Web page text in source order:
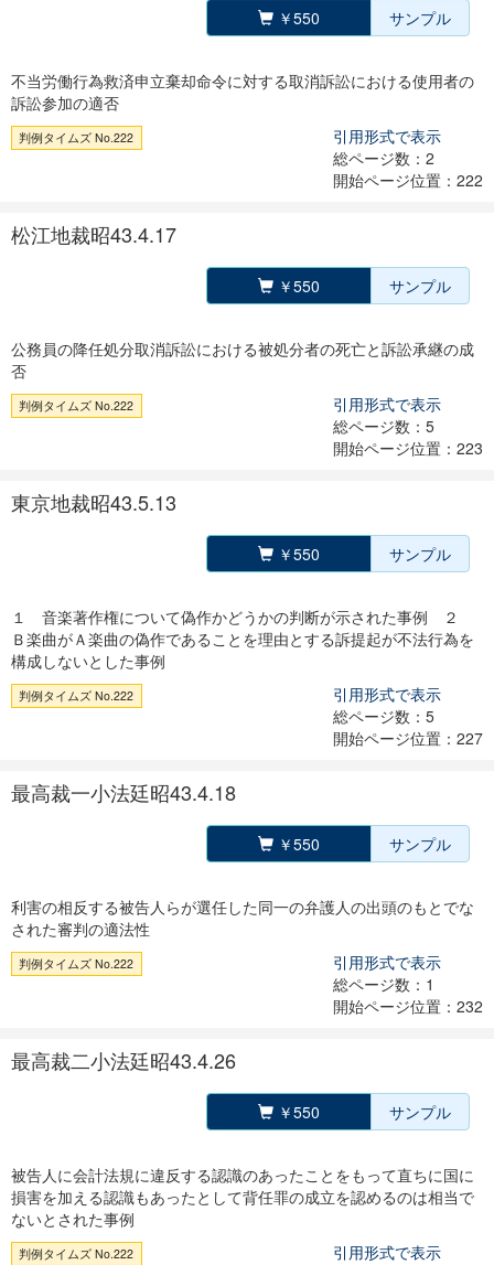
￥550 サンプル
不当労働行為救済申立棄却命令に対する取消訴訟における使用者の
訴訟参加の適否
判例タイムズ No.222
引用形式で表示
総ページ数：2
開始ページ位置：222
松江地裁昭43.4.17
￥550 サンプル
公務員の降任処分取消訴訟における被処分者の死亡と訴訟承継の成
否
判例タイムズ No.222
引用形式で表示
総ページ数：5
開始ページ位置：223
東京地裁昭43.5.13
￥550 サンプル
１ 音楽著作権について偽作かどうかの判断が示された事例 ２
Ｂ楽曲がＡ楽曲の偽作であることを理由とする訴提起が不法行為を
構成しないとした事例
判例タイムズ No.222
引用形式で表示
総ページ数：5
開始ページ位置：227
最高裁一小法廷昭43.4.18
￥550 サンプル
利害の相反する被告人らが選任した同一の弁護人の出頭のもとでな
された審判の適法性
判例タイムズ No.222
引用形式で表示
総ページ数：1
開始ページ位置：232
最高裁二小法廷昭43.4.26
￥550 サンプル
被告人に会計法規に違反する認識のあったことをもって直ちに国に
損害を加える認識もあったとして背任罪の成立を認めるのは相当で
ないとされた事例
判例タイムズ No.222
引用形式で表示